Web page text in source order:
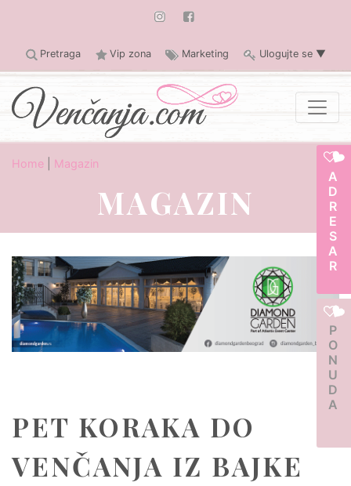
Pretraga Vip zona Marketing Ulogujte se ▼
ADRESAR
PONUDA
Home Magazin
MAGAZIN
PET KORAKA DO
VENČANJA IZ BAJKE